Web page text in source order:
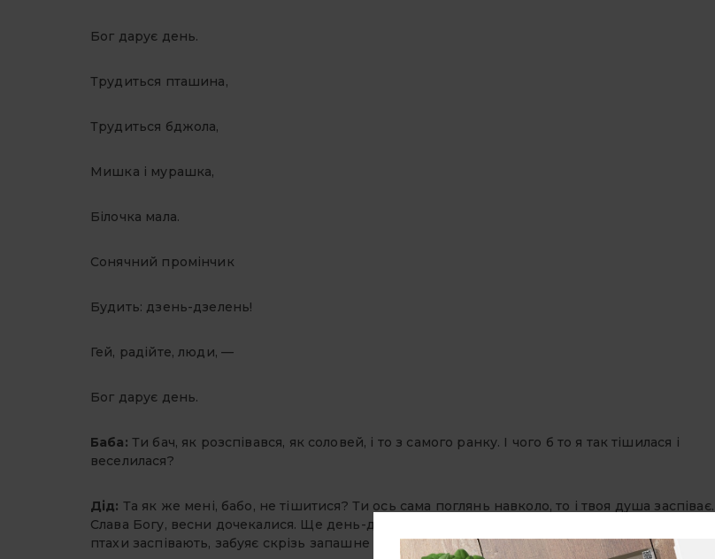
Бог дарує день.
Трудиться пташина,
Трудиться бджола,
Мишка і мурашка,
Білочка мала.
Сонячний промінчик
Будить: дзень-дзелень!
Гей, радійте, люди,—
Бог дарує день.
Баба: Ти бач, як розспівався, як соловей, і то з самого ранку. І чого б то я так тішилася і
веселилася?
Дід: Та як же мені, бабо, не тішитися? Ти ось сама поглянь навколо, то і твоя душа заспіває.
Слава Богу, весни дочекалися. Ще день-два — і вишні зацвітуть, загудуть бджоли над ними,
птахи заспівають, забуяє скрізь запашне різнотрав’я.